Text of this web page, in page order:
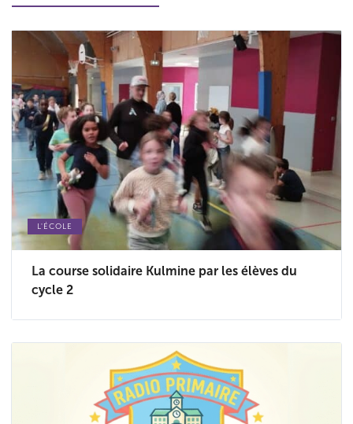
L'ÉCOLE
La course solidaire Kulmine par les élèves du
cycle 2